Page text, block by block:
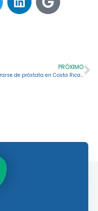
PRÓXIMO
Operarse de próstata en Costa Rica: 5 claves sobre esta cirugía